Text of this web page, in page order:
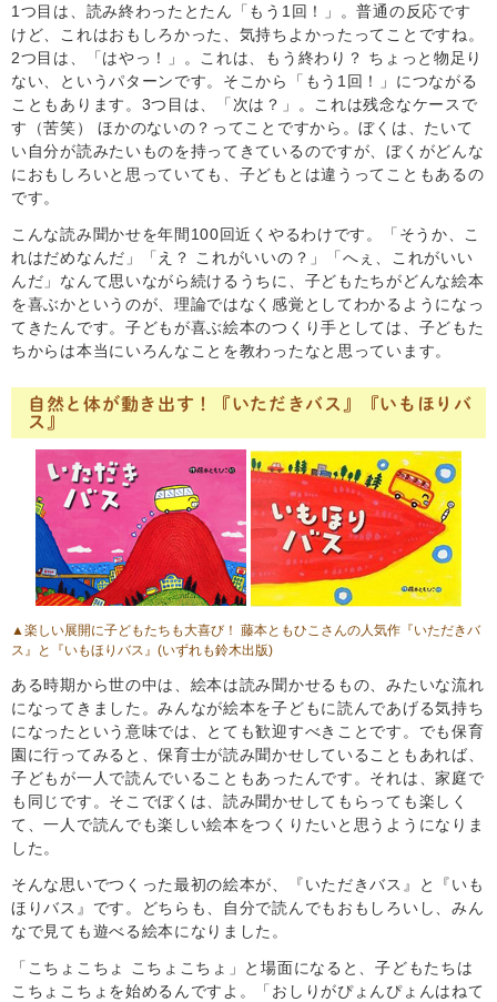
1つ目は、読み終わったとたん「もう1回！」。普通の反応です
けど、これはおもしろかった、気持ちよかったってことですね。
2つ目は、「はやっ！」。これは、もう終わり？ ちょっと物足り
ない、というパターンです。そこから「もう1回！」につながる
こともあります。3つ目は、「次は？」。これは残念なケースで
す（苦笑） ほかのないの？ってことですから。ぼくは、たいて
い自分が読みたいものを持ってきているのですが、ぼくがどんな
におもしろいと思っていても、子どもとは違うってこともあるの
です。
こんな読み聞かせを年間100回近くやるわけです。「そうか、こ
れはだめなんだ」「え？ これがいいの？」「へぇ、これがいい
んだ」なんて思いながら続けるうちに、子どもたちがどんな絵本
を喜ぶかというのが、理論ではなく感覚としてわかるようになっ
てきたんです。子どもが喜ぶ絵本のつくり手としては、子どもた
ちからは本当にいろんなことを教わったなと思っています。
自然と体が動き出す！『いただきバス』『いもほりバ
ス』
▲楽しい展開に子どもたちも大喜び！ 藤本ともひこさんの人気作 『いただきバ
ス』
と 『いもほりバス』 (いずれも鈴木出版)
ある時期から世の中は、絵本は読み聞かせるもの、みたいな流れ
になってきました。みんなが絵本を子どもに読んであげる気持ち
になったという意味では、とても歓迎すべきことです。でも保育
園に行ってみると、保育士が読み聞かせしていることもあれば、
子どもが一人で読んでいることもあったんです。それは、家庭で
も同じです。そこでぼくは、読み聞かせしてもらっても楽しく
て、一人で読んでも楽しい絵本をつくりたいと思うようになりま
した。
そんな思いでつくった最初の絵本が、『いただきバス』と『いも
ほりバス』です。どちらも、自分で読んでもおもしろいし、みん
なで見ても遊べる絵本になりました。
「こちょこちょ こちょこちょ」と場面になると、子どもたちは
こちょこちょを始めるんですよ。「おしりがぴょんぴょんはねて